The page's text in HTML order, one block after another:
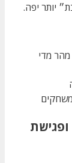
יותר יפה.
מהר מדי
עור מעורב – יש מסיבה באזור ה-T ופגישת